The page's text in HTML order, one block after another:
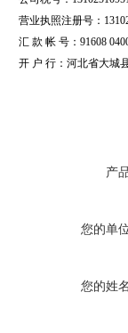
营业执照注册号：
汇 款 帐 号：91608
开 户 行：河北省大城
产
您的单
您的姓